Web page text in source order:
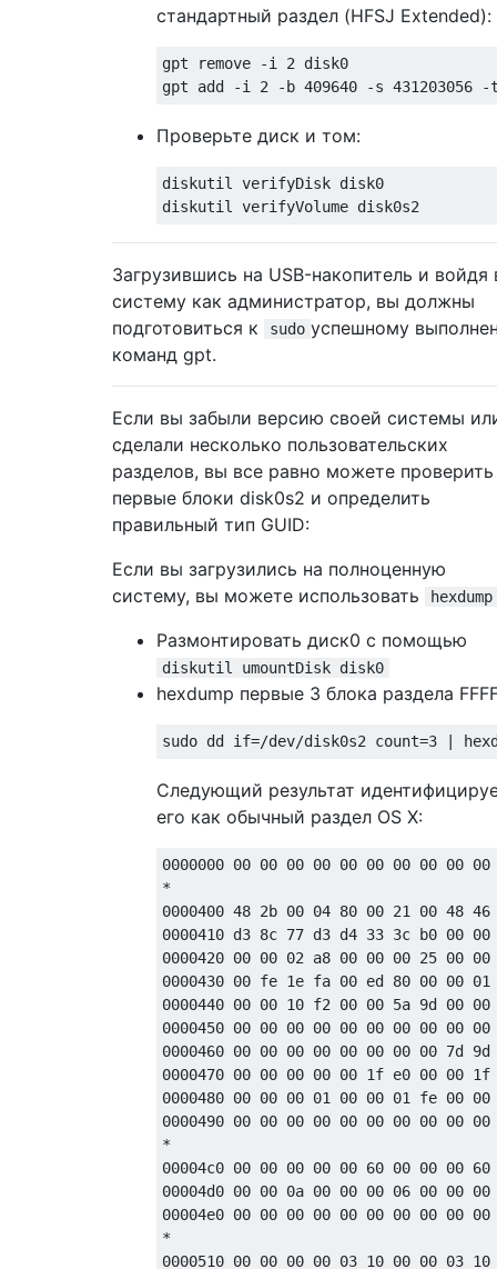
стандартный раздел (HFSJ Extended):
gpt remove -i 2 disk0
Проверьте диск и том:
diskutil verifyDisk disk0
Загрузившись на USB-накопитель и войдя
систему как администратор, вы должны
подготовиться к
sudo успешному
команд gpt.
Если вы забыли версию своей системы
сделали несколько пользовательских
разделов, вы все равно можете проверить
первые блоки disk0s2 и определить
правильный тип GUID:
Если вы загрузились на полноценную
систему, вы можете использовать
hexdump
Размонтировать диск0 с помощью
diskutil umountDisk disk0
hexdump первые 3 блока раздела
Следующий результат
его как обычный раздел OS X:
0000000 00 00 00 00 00 00 00 00 00
*
0000400 48 2b 00 04 80 00 21 00 48
0000410 d3 8c 77 d3 d4 33 3c b0 00
0000420 00 00 02 a8 00 00 00 25 00
0000430 00 fe 1e fa 00 ed 80 00 00
0000440 00 00 10 f2 00 00 5a 9d 00
0000450 00 00 00 00 00 00 00 00 00
0000460 00 00 00 00 00 00 00 00 7d
0000470 00 00 00 00 00 1f e0 00 00
0000480 00 00 00 01 00 00 01 fe 00
0000490 00 00 00 00 00 00 00 00 00
*
00004c0 00 00 00 00 00 60 00 00 00
00004d0 00 00 0a 00 00 00 06 00 00
00004e0 00 00 00 00 00 00 00 00 00
*
0000510 00 00 00 00 03 10 00 00 03